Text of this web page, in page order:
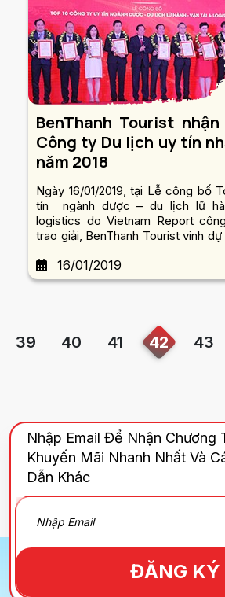
BenThanh Tourist
Công ty Du lịch uy tín
năm 2018
Ngày 16/01/2019, tại Lễ công bố
tín ngành dược – du lịch lữ
logistics do Vietnam Report
trao giải, BenThanh Tourist vinh dự đón nhận cúp và
năm 2018”.
16/01/2019
39 40 41 42 43
Nhập Email Để Nhận Chương
Khuyến Mãi Nhanh Nhất Và
Dẫn Khác
ĐĂNG KÝ